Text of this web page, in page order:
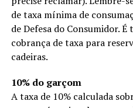
de taxa mínima de
de Defesa do Consumidor.
cobrança de taxa para
cadeiras.
10% do garçom
A taxa de 10% calculada